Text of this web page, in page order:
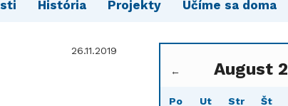
História Projekty Učíme sa doma
26.11.2019
← August
Po Ut Str Št